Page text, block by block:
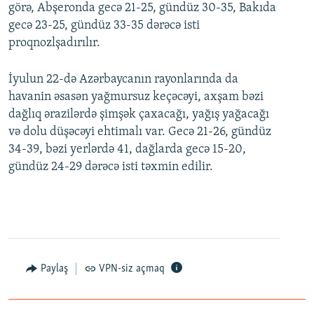
görə, Abşeronda gecə 21-25, gündüz 30-35, Bakıda
gecə 23-25, gündüz 33-35 dərəcə isti
proqnozlşadırılır.
İyulun 22-də Azərbaycanın rayonlarında da
havanin əsasən yağmursuz keçəcəyi, axşam bəzi
dağlıq ərazilərdə şimşək çaxacağı, yağış yağacağı
və dolu düşəcəyi ehtimalı var. Gecə 21-26, gündüz
34-39, bəzi yerlərdə 41, dağlarda gecə 15-20,
gündüz 24-29 dərəcə isti təxmin edilir.
Paylaş VPN-siz açmaq